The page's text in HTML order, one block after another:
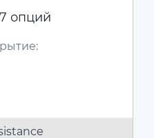
7 опций